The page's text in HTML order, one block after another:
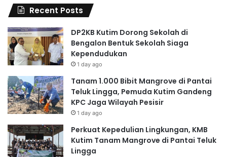
Recent Posts
DP2KB Kutim Dorong Sekolah di
Bengalon Bentuk Sekolah Siaga
Kependudukan
1 day ago
Tanam 1.000 Bibit Mangrove di Pantai
Teluk Lingga, Pemuda Kutim Gandeng
KPC Jaga Wilayah Pesisir
1 day ago
Perkuat Kepedulian Lingkungan, KMB
Kutim Tanam Mangrove di Pantai Teluk
Lingga